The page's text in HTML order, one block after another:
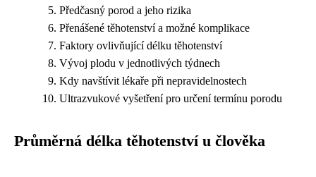
Předčasný porod a jeho rizika
Přenášené těhotenství a možné komplikace
Faktory ovlivňující délku těhotenství
Vývoj plodu v jednotlivých týdnech
Kdy navštívit lékaře při nepravidelnostech
Ultrazvukové vyšetření pro určení termínu porodu
Průměrná délka těhotenství u člověka